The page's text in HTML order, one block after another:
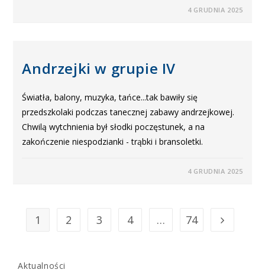
4 GRUDNIA 2025
Andrzejki w grupie IV
Światła, balony, muzyka, tańce...tak bawiły się
przedszkolaki podczas tanecznej zabawy andrzejkowej.
Chwilą wytchnienia był słodki poczęstunek, a na
zakończenie niespodzianki - trąbki i bransoletki.
4 GRUDNIA 2025
1 2 3 4 … 74
Aktualności